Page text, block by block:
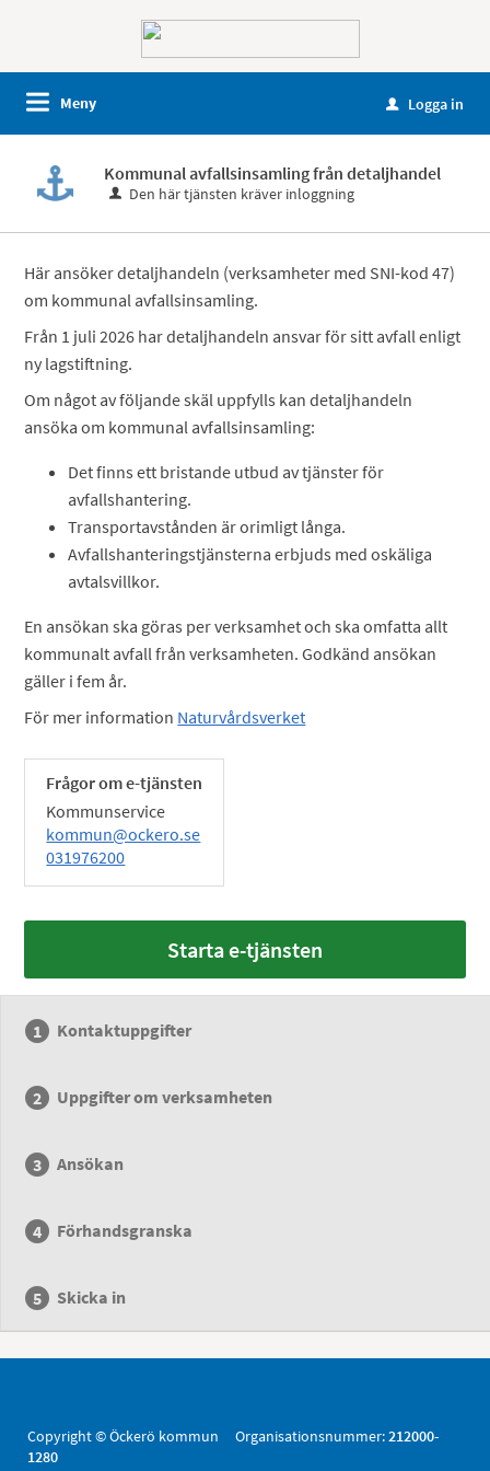
Meny u Logga in
Kommunal avfallsinsamling från detaljhandel
Den här tjänsten kräver inloggning
Här ansöker detaljhandeln (verksamheter med SNI-kod 47)
om kommunal avfallsinsamling.
Från 1 juli 2026 har detaljhandeln ansvar för sitt avfall enligt
ny lagstiftning.
Om något av följande skäl uppfylls kan detaljhandeln
ansöka om kommunal avfallsinsamling:
Det finns ett bristande utbud av tjänster för
avfallshantering.
Transportavstånden är orimligt långa.
Avfallshanteringstjänsterna erbjuds med oskäliga
avtalsvillkor.
En ansökan ska göras per verksamhet och ska omfatta allt
kommunalt avfall från verksamheten. Godkänd ansökan
gäller i fem år.
För mer information Naturvårdsverket
Frågor om e-tjänsten
Kommunservice
kommun@ockero.se
031976200
Starta e-tjänsten
Kontaktuppgifter
Uppgifter om verksamheten
Ansökan
Förhandsgranska
Skicka in
Copyright © Öckerö kommun Organisationsnummer:212000-
1280